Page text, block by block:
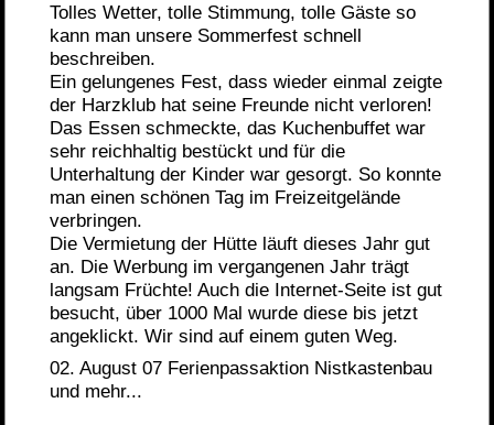
Tolles Wetter, tolle Stimmung, tolle Gäste so
kann man unsere Sommerfest schnell
beschreiben.
Ein gelungenes Fest, dass wieder einmal zeigte
der Harzklub hat seine Freunde nicht verloren!
Das Essen schmeckte, das Kuchenbuffet war
sehr reichhaltig bestückt und für die
Unterhaltung der Kinder war gesorgt. So konnte
man einen schönen Tag im Freizeitgelände
verbringen.
Die Vermietung der Hütte läuft dieses Jahr gut
an. Die Werbung im vergangenen Jahr trägt
langsam Früchte! Auch die Internet-Seite ist gut
besucht, über 1000 Mal wurde diese bis jetzt
angeklickt. Wir sind auf einem guten Weg.
02. August 07 Ferienpassaktion Nistkastenbau
und mehr...